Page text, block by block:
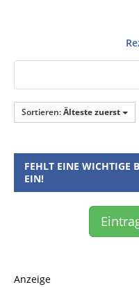
Sortieren:Älteste zuerst
FEHLT EINE WICHTIGE
EIN!
Anzeige